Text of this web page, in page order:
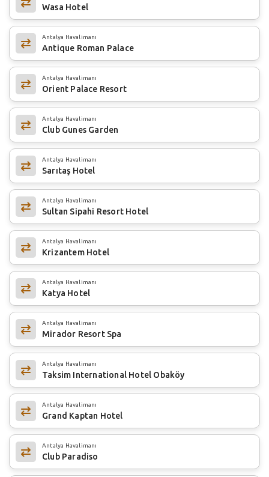
Wasa Hotel
Antalya Havalimanı
Antique Roman Palace
Antalya Havalimanı
Orient Palace Resort
Antalya Havalimanı
Club Gunes Garden
Antalya Havalimanı
Sarıtaş Hotel
Antalya Havalimanı
Sultan Sipahi Resort Hotel
Antalya Havalimanı
Krizantem Hotel
Antalya Havalimanı
Katya Hotel
Antalya Havalimanı
Mirador Resort Spa
Antalya Havalimanı
Taksim International Hotel Obaköy
Antalya Havalimanı
Grand Kaptan Hotel
Antalya Havalimanı
Club Paradiso